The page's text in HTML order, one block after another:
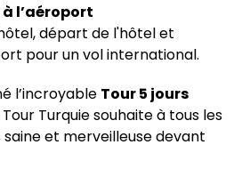
l’aéroport
départ de l'hôtel et
pour un vol international.
l’incroyable Tour 5 jours
Turquie souhaite à tous les
et merveilleuse devant